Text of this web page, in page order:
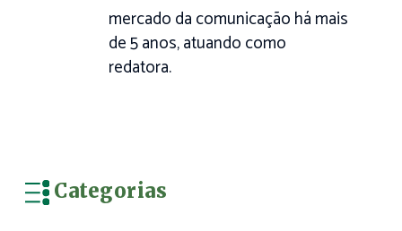
mercado da comunicação há mais
de 5 anos, atuando como
redatora.
Categorias